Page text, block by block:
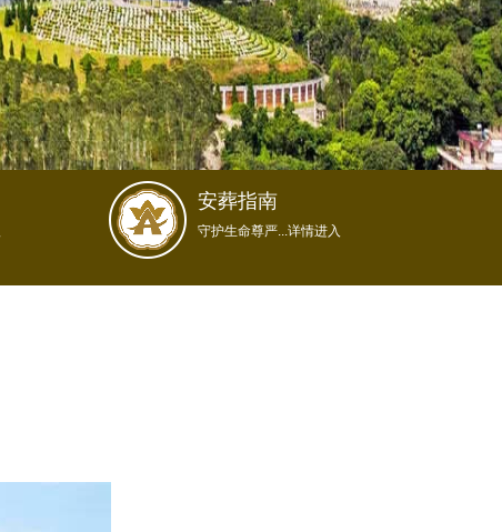
安葬指南
守护生命尊严...详情进入